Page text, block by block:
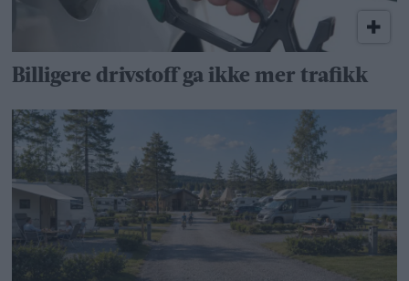
Billigere drivstoff ga ikke mer trafikk